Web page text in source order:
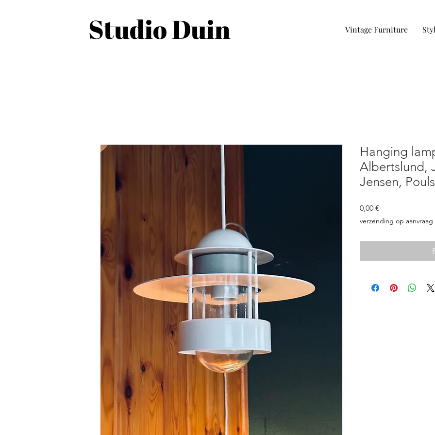
Vintage Furniture
Studio Duin
Hanging
Albertslund,
Jensen,
0,00 €
verzending op aanvraag